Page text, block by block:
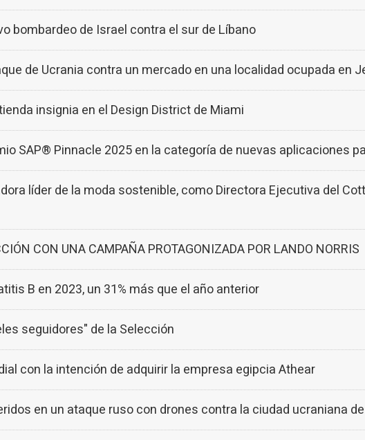
bombardeo de Israel contra el sur de Líbano
de Ucrania contra un mercado en una localidad ocupada en
insignia en el Design District de Miami
SAP® Pinnacle 2025 en la categoría de nuevas aplicaciones
líder de la moda sostenible, como Directora Ejecutiva del
CON UNA CAMPAÑA PROTAGONIZADA POR LANDO NORRIS
B en 2023, un 31% más que el año anterior
seguidores" de la Selección
con la intención de adquirir la empresa egipcia Athear
en un ataque ruso con drones contra la ciudad ucraniana